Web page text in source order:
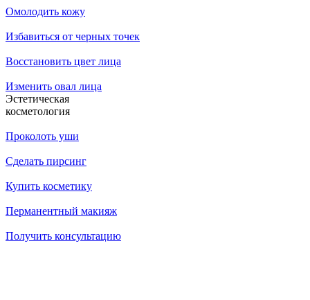
Омолодить кожу
Избавиться от черных точек
Восстановить цвет лица
Изменить овал лица
Эстетическая
косметология
Проколоть уши
Сделать пирсинг
Купить косметику
Перманентный макияж
Получить консультацию